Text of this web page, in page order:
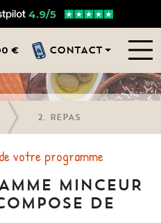
4.9/5
€ CONTACT
REPAS
votre programme
MINCEUR
DE